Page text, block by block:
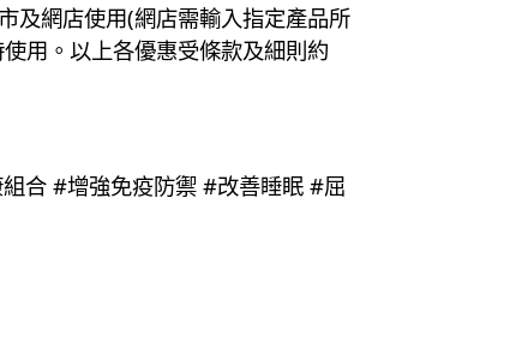
及網店使用(網店需輸入指定產品所
用。以上各優惠受條款及細則約
合 #增強免疫防禦 #改善睡眠 #屈